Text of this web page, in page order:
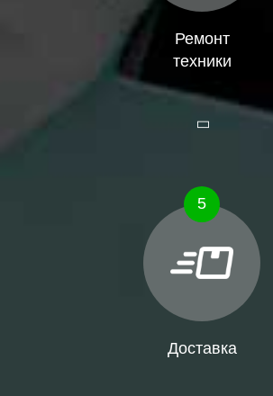
Ремонт
техники
5
Доставка